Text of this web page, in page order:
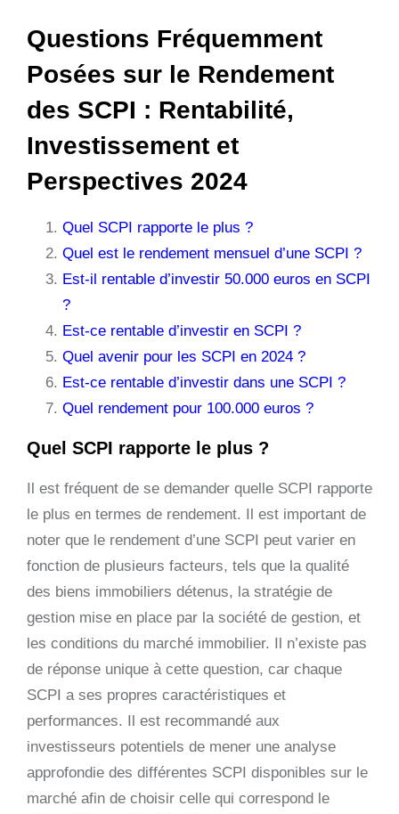
Questions Fréquemment
Posées sur le Rendement
des SCPI : Rentabilité,
Investissement et
Perspectives 2024
Quel SCPI rapporte le plus ?
Quel est le rendement mensuel d’une SCPI ?
Est-il rentable d’investir 50.000 euros en SCPI
?
Est-ce rentable d’investir en SCPI ?
Quel avenir pour les SCPI en 2024 ?
Est-ce rentable d’investir dans une SCPI ?
Quel rendement pour 100.000 euros ?
Quel SCPI rapporte le plus ?
Il est fréquent de se demander quelle SCPI rapporte
le plus en termes de rendement. Il est important de
noter que le rendement d’une SCPI peut varier en
fonction de plusieurs facteurs, tels que la qualité
des biens immobiliers détenus, la stratégie de
gestion mise en place par la société de gestion, et
les conditions du marché immobilier. Il n’existe pas
de réponse unique à cette question, car chaque
SCPI a ses propres caractéristiques et
performances. Il est recommandé aux
investisseurs potentiels de mener une analyse
approfondie des différentes SCPI disponibles sur le
marché afin de choisir celle qui correspond le